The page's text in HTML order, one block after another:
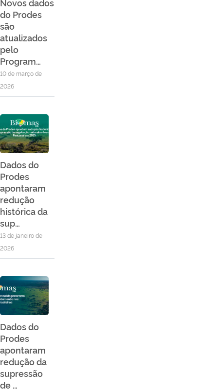
Novos dados
do Prodes
são
atualizados
pelo
Program…
10 de março de
2026
Dados do
Prodes
apontaram
redução
histórica da
sup…
13 de janeiro de
2026
Dados do
Prodes
apontaram
redução da
supressão
de …